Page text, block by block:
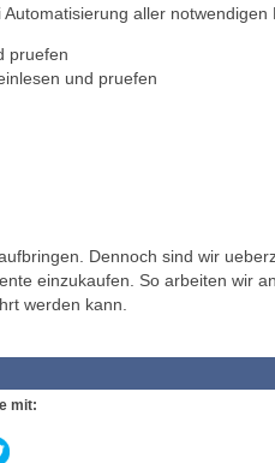
aller
pruefen
und pruefen
Dennoch sind wir
einzukaufen. So arbeiten wir
werden kann.
mit: